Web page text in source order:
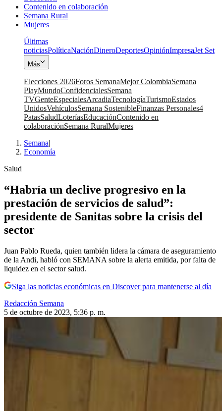
Contenido en colaboración
Semana Rural
Mujeres
Últimas
noticiasPolíticaNaciónDineroDeportesOpiniónImpresaJet Set
Más
Elecciones 2026Foros SemanaMejor ColombiaSemana
PlayMundoConfidencialesSemana
TVGenteEspecialesArcadiaTecnologíaTurismoEstados
UnidosVehículosSemana SostenibleFinanzas Personales4
PatasSaludLoteríasEducaciónContenido en
colaboraciónSemana RuralMujeres
Semana|
Economía
Salud
“Habría un declive progresivo en la
prestación de servicios de salud”:
presidente de Sanitas sobre la crisis del
sector
Juan Pablo Rueda, quien también lidera la cámara de aseguramiento
de la Andi, habló con SEMANA sobre la alerta emitida, por falta de
liquidez en el sector salud.
Siga las noticias económicas en Discover para mantenerse al día
Redacción Semana
5 de octubre de 2023, 5:36 p. m.